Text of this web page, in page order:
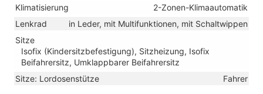
Klimatisierung
2-Zonen-Klimaautomatik
Lenkrad
in Leder, mit Multifunktionen, mit Schaltwippen
Sitze
Isofix (Kindersitzbefestigung), Sitzheizung, Isofix
Beifahrersitz, Umklappbarer Beifahrersitz
Sitze: Lordosenstütze
Fahrer